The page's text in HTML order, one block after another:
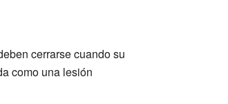
cerrarse cuando su
como una lesión